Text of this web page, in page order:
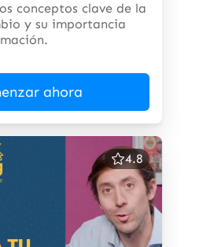
conceptos clave de la
y su importancia
ahora
4.8